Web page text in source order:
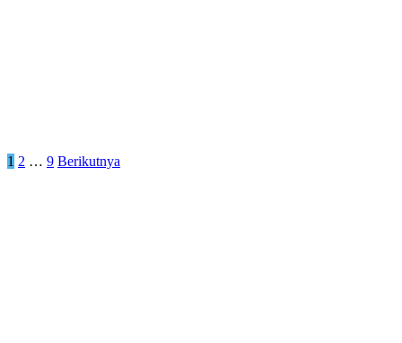
Paginasi
1 2 … 9 Berikutnya